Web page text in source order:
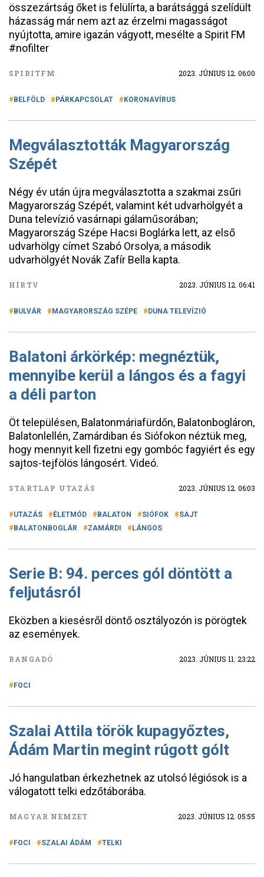
összezártság őket is felülírta, a barátsággá szelídült
házasság már nem azt az érzelmi magasságot
nyújtotta, amire igazán vágyott, mesélte a Spirit FM
#nofilter
SPIRITFM 2023. JÚNIUS 12. 06:00
BELFÖLD PÁRKAPCSOLAT KORONAVÍRUS
Megválasztották Magyarország
Szépét
Négy év után újra megválasztotta a szakmai zsűri
Magyarország Szépét, valamint két udvarhölgyét a
Duna televízió vasárnapi gálaműsorában;
Magyarország Szépe Hacsi Boglárka lett, az első
udvarhölgy címet Szabó Orsolya, a második
udvarhölgyét Novák Zafír Bella kapta.
HÍRTV 2023. JÚNIUS 12. 06:41
BULVÁR MAGYARORSZÁG SZÉPE DUNA TELEVÍZIÓ
Balatoni árkörkép: megnéztük,
mennyibe kerül a lángos és a fagyi
a déli parton
Öt településen, Balatonmáriafürdőn, Balatonbogláron,
Balatonlellén, Zamárdiban és Siófokon néztük meg,
hogy mennyit kell fizetni egy gombóc fagyiért és egy
sajtos-tejfölös lángosért. Videó.
STARTLAP UTAZÁS 2023. JÚNIUS 12. 06:03
UTAZÁS ÉLETMÓD BALATON SIÓFOK
SAJT
BALATONBOGLÁR
ZAMÁRDI LÁNGOS
Serie B: 94. perces gól döntött a
feljutásról
Eközben a kiesésről döntő osztályozón is pörögtek
az események.
RANGADÓ 2023. JÚNIUS 11. 23:22
FOCI
Szalai Attila török kupagyőztes,
Ádám Martin megint rúgott gólt
Jó hangulatban érkezhetnek az utolsó légiósok is a
válogatott telki edzőtáborába.
MAGYAR NEMZET 2023. JÚNIUS 12. 05:55
FOCI SZALAI ÁDÁM TELKI